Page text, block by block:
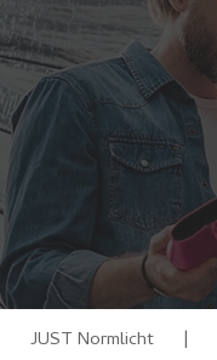
JUST Normlicht |